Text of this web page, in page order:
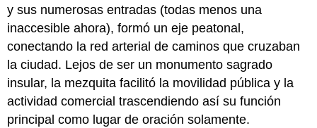
y sus numerosas entradas (todas menos una
inaccesible ahora), formó un eje peatonal,
conectando la red arterial de caminos que cruzaban
la ciudad. Lejos de ser un monumento sagrado
insular, la mezquita facilitó la movilidad pública y la
actividad comercial trascendiendo así su función
principal como lugar de oración solamente.